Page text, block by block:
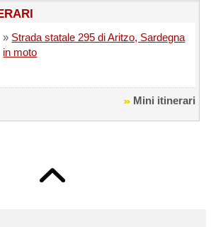
» Strada statale 295 di Aritzo, Sardegna
in moto
Mini itinerari